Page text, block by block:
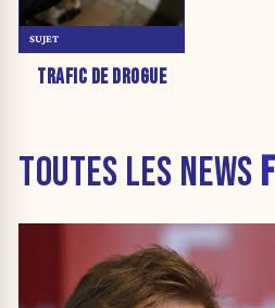
TRAFIC DE DROGUE
SUJET
TOUTES LES NEWS